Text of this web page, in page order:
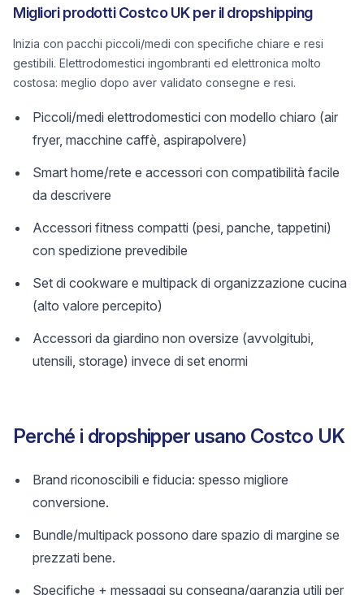
Migliori prodotti Costco UK per il dropshipping
Inizia con pacchi piccoli/medi con specifiche chiare e resi
gestibili. Elettrodomestici ingombranti ed elettronica molto
costosa: meglio dopo aver validato consegne e resi.
Piccoli/medi elettrodomestici con modello chiaro (air
fryer, macchine caffè, aspirapolvere)
Smart home/rete e accessori con compatibilità facile
da descrivere
Accessori fitness compatti (pesi, panche, tappetini)
con spedizione prevedibile
Set di cookware e multipack di organizzazione cucina
(alto valore percepito)
Accessori da giardino non oversize (avvolgitubi,
utensili, storage) invece di set enormi
Perché i dropshipper usano Costco UK
Brand riconoscibili e fiducia: spesso migliore
conversione.
Bundle/multipack possono dare spazio di margine se
prezzati bene.
Specifiche + messaggi su consegna/garanzia utili per